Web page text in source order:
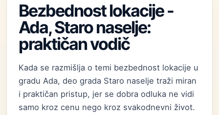
Bezbednost lokacije -
Ada, Staro naselje:
praktičan vodič
Kada se razmišlja o temi bezbednost lokacije u
gradu Ada, deo grada Staro naselje traži miran
i praktičan pristup, jer se dobra odluka ne vidi
samo kroz cenu nego kroz svakodnevni život.